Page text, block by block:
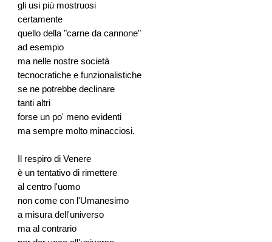
gli usi più mostruosi
certamente
quello della "carne da cannone"
ad esempio
ma nelle nostre società
tecnocratiche e funzionalistiche
se ne potrebbe declinare
tanti altri
forse un po' meno evidenti
ma sempre molto minacciosi.
Il respiro di Venere
è un tentativo di rimettere
al centro l'uomo
non come con l'Umanesimo
a misura dell'universo
ma al contrario